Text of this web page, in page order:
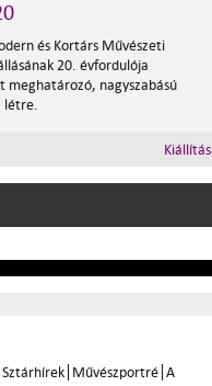
és Kortárs Művészeti
20. évfordulója
meghatározó, nagyszabású
létre.
Kiállítás
Sztárhírek Művészportré A